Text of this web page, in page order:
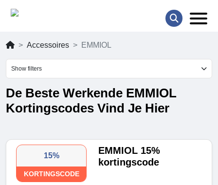
Accessoires EMMIOL
Show filters
De Beste Werkende EMMIOL
Kortingscodes Vind Je Hier
15%
KORTINGSCODE
EMMIOL 15%
kortingscode